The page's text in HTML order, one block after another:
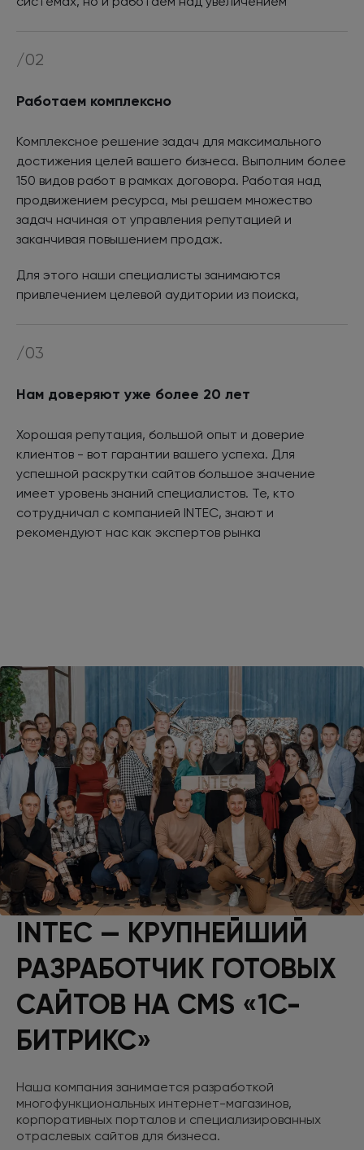
/02
Работаем комплексно
Комплексное решение задач для максимального
достижения целей вашего бизнеса. Выполним более
150 видов работ в рамках договора. Работая над
продвижением ресурса, мы решаем множество
задач начиная от управления репутацией и
заканчивая повышением продаж.
Для этого наши специалисты занимаются
привлечением целевой аудитории из поиска,
политики, развитием лояльности аудитории бренда
/03
Нам доверяют уже более 20 лет
Хорошая репутация, большой опыт и доверие
клиентов - вот гарантии вашего успеха. Для
успешной раскрутки сайтов большое значение
имеет уровень знаний специалистов. Те, кто
сотрудничал с компанией INTEC, знают и
рекомендуют нас как экспертов рынка
INTEC — КРУПНЕЙШИЙ
РАЗРАБОТЧИК ГОТОВЫХ
САЙТОВ НА CMS «1С-
БИТРИКС»
Наша компания занимается разработкой
многофункциональных интернет-магазинов,
корпоративных порталов и специализированных
отраслевых сайтов для бизнеса.